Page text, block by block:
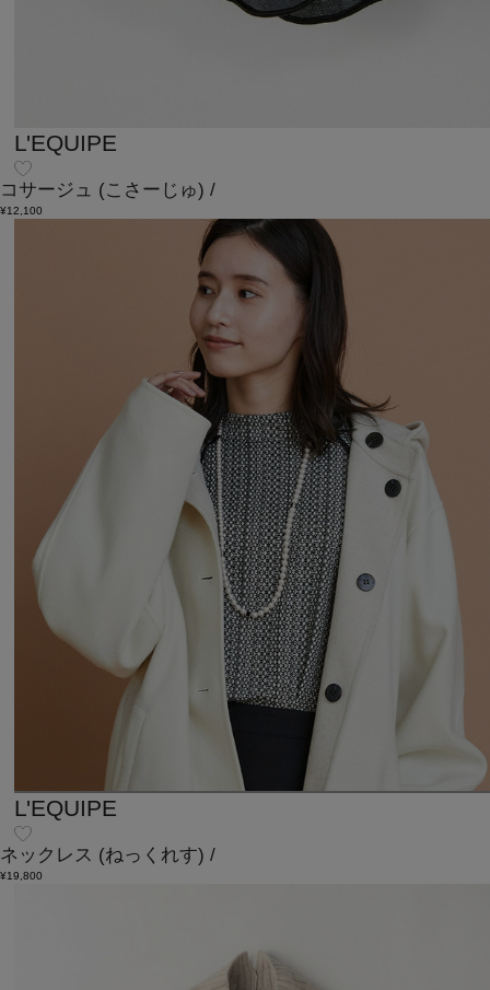
L'EQUIPE
コサージュ (こさーじゅ) /
¥12,100
L'EQUIPE
ネックレス (ねっくれす) /
¥19,800